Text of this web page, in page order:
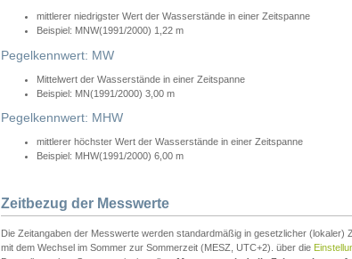
mittlerer niedrigster Wert der Wasserstände in einer Zeitspanne
Beispiel: MNW(1991/2000) 1,22 m
Pegelkennwert: MW
Mittelwert der Wasserstände in einer Zeitspanne
Beispiel: MN(1991/2000) 3,00 m
Pegelkennwert: MHW
mittlerer höchster Wert der Wasserstände in einer Zeitspanne
Beispiel: MHW(1991/2000) 6,00 m
Zeitbezug der Messwerte
Die Zeitangaben der Messwerte werden standardmäßig in gesetzlicher (lokaler)
mit dem Wechsel im Sommer zur Sommerzeit (MESZ, UTC+2). über die